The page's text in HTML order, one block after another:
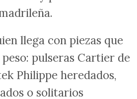
llega con piezas que
pulseras Cartier de
Philippe heredados,
o solitarios